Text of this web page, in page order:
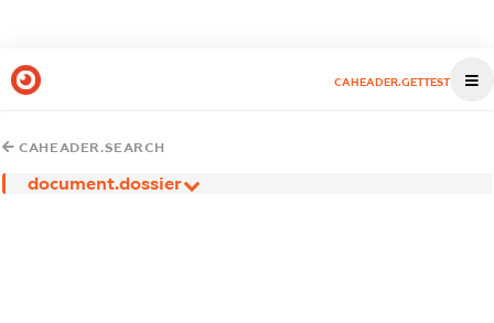
CAHEADER.GETTEST
CAHEADER.SEARCH
document.dossier